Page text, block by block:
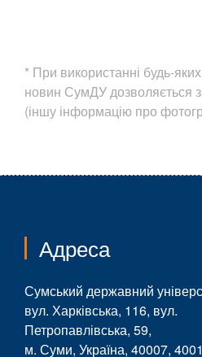
* При використанні будь-
новин СумДУ дозволяється
(іншу інформацію про
Адреса
Сумський державний
вул. Харківська, 116, вул.
Петропавлівська, 59,
м. Суми, Україна, 40007,